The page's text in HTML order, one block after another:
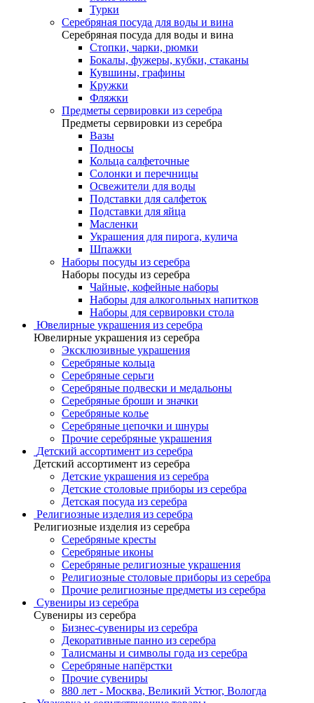
Турки
Серебряная посуда для воды и вина
Серебряная посуда для воды и вина
Стопки, чарки, рюмки
Бокалы, фужеры, кубки, стаканы
Кувшины, графины
Кружки
Фляжки
Предметы сервировки из серебра
Предметы сервировки из серебра
Вазы
Подносы
Кольца салфеточные
Солонки и перечницы
Освежители для воды
Подставки для салфеток
Подставки для яйца
Масленки
Украшения для пирога, кулича
Шпажки
Наборы посуды из серебра
Наборы посуды из серебра
Чайные, кофейные наборы
Наборы для алкогольных напитков
Наборы для сервировки стола
Ювелирные украшения из серебра
Ювелирные украшения из серебра
Эксклюзивные украшения
Серебряные кольца
Серебряные серьги
Серебряные подвески и медальоны
Серебряные броши и значки
Серебряные колье
Серебряные цепочки и шнуры
Прочие серебряные украшения
Детский ассортимент из серебра
Детский ассортимент из серебра
Детские украшения из серебра
Детские столовые приборы из серебра
Детская посуда из серебра
Религиозные изделия из серебра
Религиозные изделия из серебра
Серебряные кресты
Серебряные иконы
Серебряные религиозные украшения
Религиозные столовые приборы из серебра
Прочие религиозные предметы из серебра
Сувениры из серебра
Сувениры из серебра
Бизнес-сувениры из серебра
Декоративные панно из серебра
Талисманы и символы года из серебра
Серебряные напёрстки
Прочие сувениры
880 лет - Москва, Великий Устюг, Вологда